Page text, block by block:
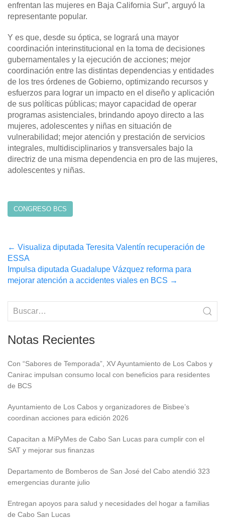
enfrentan las mujeres en Baja California Sur”, arguyó la
representante popular.
Y es que, desde su óptica, se logrará una mayor
coordinación interinstitucional en la toma de decisiones
gubernamentales y la ejecución de acciones; mejor
coordinación entre las distintas dependencias y entidades
de los tres órdenes de Gobierno, optimizando recursos y
esfuerzos para lograr un impacto en el diseño y aplicación
de sus políticas públicas; mayor capacidad de operar
programas asistenciales, brindando apoyo directo a las
mujeres, adolescentes y niñas en situación de
vulnerabilidad; mejor atención y prestación de servicios
integrales, multidisciplinarios y transversales bajo la
directriz de una misma dependencia en pro de las mujeres,
adolescentes y niñas.
CONGRESO BCS
Post
navigation
← Visualiza diputada Teresita Valentín recuperación de
ESSA
Impulsa diputada Guadalupe Vázquez reforma para
mejorar atención a accidentes viales en BCS →
Notas Recientes
Con “Sabores de Temporada”, XV Ayuntamiento de Los Cabos y
Canirac impulsan consumo local con beneficios para residentes
de BCS
Ayuntamiento de Los Cabos y organizadores de Bisbee’s
coordinan acciones para edición 2026
Capacitan a MiPyMes de Cabo San Lucas para cumplir con el
SAT y mejorar sus finanzas
Departamento de Bomberos de San José del Cabo atendió 323
emergencias durante julio
Entregan apoyos para salud y necesidades del hogar a familias
de Cabo San Lucas